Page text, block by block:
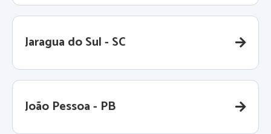
Jaragua do Sul - SC
João Pessoa - PB